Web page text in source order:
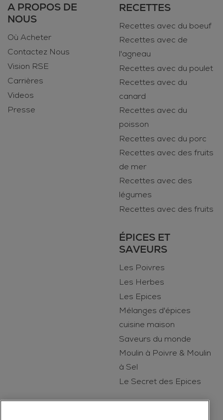
A PROPOS DE
NOUS
Où Acheter
Contactez Nous
Vision RSE
Carrières
Videos
Presse
RECETTES
Recettes avec du boeuf
Recettes avec de
l'agneau
Recettes avec du poulet
Recettes avec du
canard
Recettes avec du
poisson
Recettes avec du porc
Recettes avec des fruits
de mer
Recettes avec des
légumes
Recettes avec des fruits
ÉPICES ET
SAVEURS
Les Poivres
Les Herbes
Les Epices
Mélanges d'épices
cuisine maison
Saveurs du monde
Moulin à Poivre & Moulin
à Sel
Le Secret des Epices